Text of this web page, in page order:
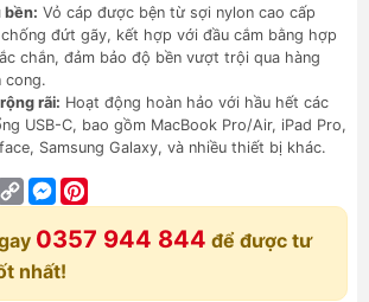
bền: Vỏ cáp được bện từ sợi nylon cao cấp
đứt gãy, kết hợp với đầu cắm bằng hợp
chắn, đảm bảo độ bền vượt trội qua hàng
cong.
rãi: Hoạt động hoàn hảo với hầu hết các
USB-C, bao gồm MacBook Pro/Air, iPad Pro,
Samsung Galaxy, và nhiều thiết bị khác.
Copy
Link
Messenger
0357 944 844 để được tư
nhất!